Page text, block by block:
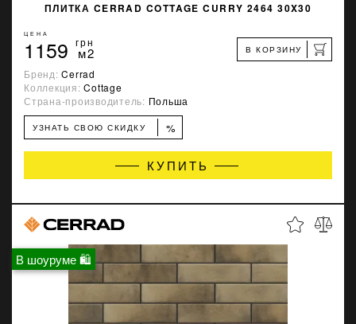
ПЛИТКА CERRAD COTTAGE CURRY 2464 30X30
ЦЕНА
1159 грн
м2 В КОРЗИНУ
Бренд:Cerrad
Коллекция:Cottage
Страна-производитель: Польша
УЗНАТЬ СВОЮ СКИДКУ %
КУПИТЬ
В шоуруме 🛍